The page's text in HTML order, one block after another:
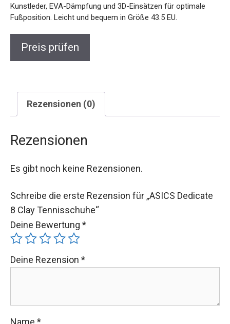
Kunstleder, EVA-Dämpfung und 3D-Einsätzen für optimale
Fußposition. Leicht und bequem in Größe 43.5 EU.
Preis prüfen
Rezensionen (0)
Rezensionen
Es gibt noch keine Rezensionen.
Schreibe die erste Rezension für „ASICS Dedicate
8 Clay Tennisschuhe“
Deine Bewertung *
Deine Rezension *
Name *